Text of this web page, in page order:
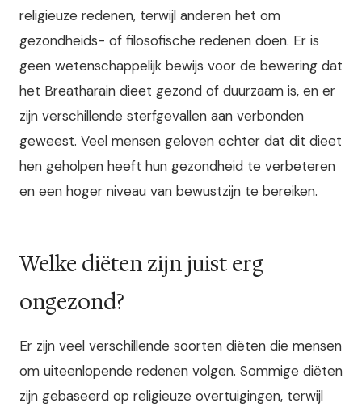
religieuze redenen, terwijl anderen het om
gezondheids- of filosofische redenen doen. Er is
geen wetenschappelijk bewijs voor de bewering dat
het Breatharain dieet gezond of duurzaam is, en er
zijn verschillende sterfgevallen aan verbonden
geweest. Veel mensen geloven echter dat dit dieet
hen geholpen heeft hun gezondheid te verbeteren
en een hoger niveau van bewustzijn te bereiken.
Welke diëten zijn juist erg
ongezond?
Er zijn veel verschillende soorten diëten die mensen
om uiteenlopende redenen volgen. Sommige diëten
zijn gebaseerd op religieuze overtuigingen, terwijl